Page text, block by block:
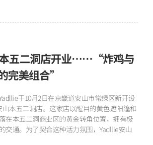
五二洞店开业……“炸鸡与
完美组合”
于10月2日在京畿道安山市常绿区新开设
本五二洞店。这家店以醒目的黄色遮阳篷和
在本五二洞商业区的黄金转角位置，拥有极
交通。为了契合这种活力氛围，Yadllie安山